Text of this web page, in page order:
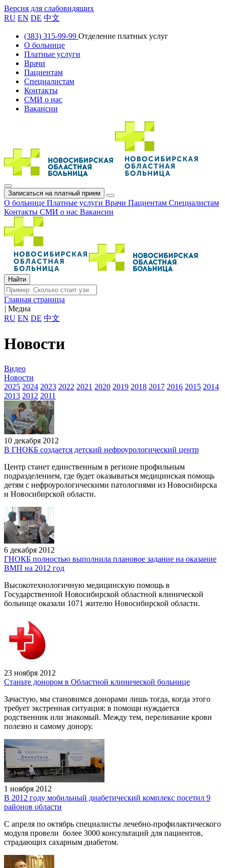
Версия для слабовидящих
RU EN DE 中文
(383) 315-99-99 Отделение платных услуг
О больнице
Платные услуги
Врачи
Пациентам
Специалистам
Контакты
СМИ о нас
Вакансии
Записаться на платный прием
О больнице Платные услуги Врачи Пациентам Специалистам
Контакты СМИ о нас Вакансии
Главная страница
| Медиа
RU EN DE 中文
Новости
Видео
Новости
2025 2024 2023 2022 2021 2020 2019 2018 2017 2016 2015 2014
2013 2012 2011
10 декабря 2012
В ГНОКБ создается детский нефроурологический центр
Центр станет единственным в регионе профильным
подразделением, где будет оказываться медицинская помощь
детям с нефроурологическими патологиями из Новосибирска
и Новосибирской области.
6 декабря 2012
ГНОКБ полностью выполнила плановое задание на оказание
ВМП на 2012 год
Высокотехнологичную медицинскую помощь в
Государственной Новосибирской областной клинической
больнице оказали 1071 жителю Новосибирской области.
23 ноября 2012
Станьте донором в Областной клинической больнице
Зачастую, мы становимся донорами лишь тогда, когда этого
требует экстренная ситуация: в помощи нуждается
родственник или знакомый. Между тем, переливание крови
полезно и самому донору.
1 ноября 2012
В 2012 году мобильный диабетический комплекс посетил 9
районов области
С апреля по октябрь специалисты лечебно-профилактического
модуля провели более 3000 консультаций для пациентов,
страдающих сахарным диабетом.